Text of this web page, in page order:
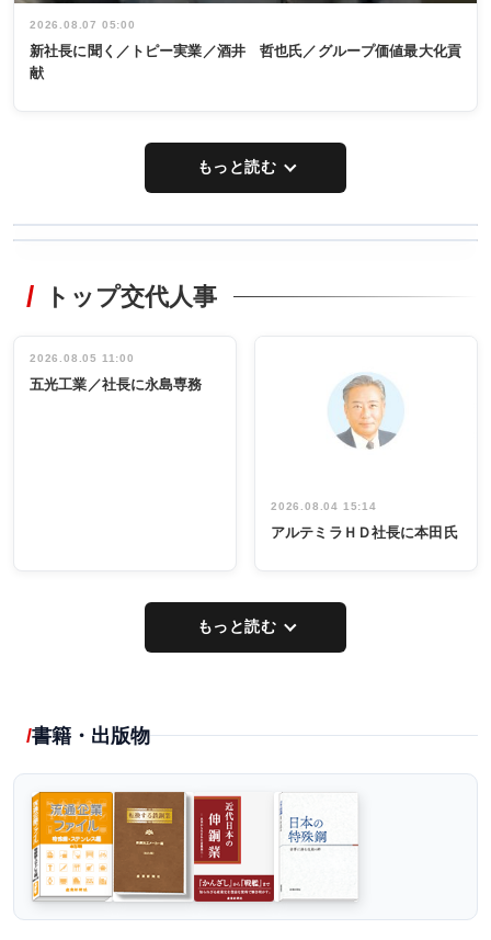
2026.08.07 05:00
新社長に聞く／トピー実業／酒井 哲也氏／グループ価値最大化貢
献
もっと読む
非鉄業界で
インタビュ
ー／社内ア
タックトレー
祝う 業界関
係者ら220人
出席
トップ交代人事
2026.08.05 11:00
五光工業／社長に永島専務
2026.08.04 15:14
アルテミラＨＤ社長に本田氏
もっと読む
書籍・出版物